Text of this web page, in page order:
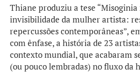
Thiane produziu a tese “Misoginia
invisibilidade da mulher artista:
repercussões contemporâneas”,
com ênfase, a história de 23
contexto mundial, que acabaram
(ou pouco lembradas) no fluxo da